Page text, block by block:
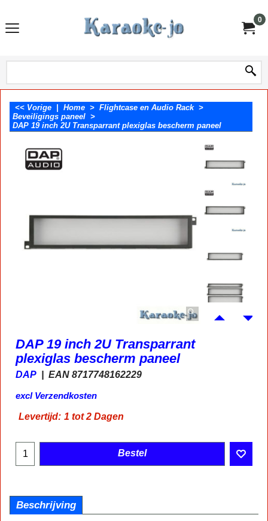
0
<< Vorige Home > Flightcase en Audio Rack>
Beveiligings paneel >
DAP 19 inch 2U Transparrant plexiglas bescherm paneel
DAP 19 inch 2U Transparrant
plexiglas bescherm paneel
DAP EAN 8717748162229
excl Verzendkosten
Levertijd: 1 tot 2 Dagen
Bestel
Beschrijving